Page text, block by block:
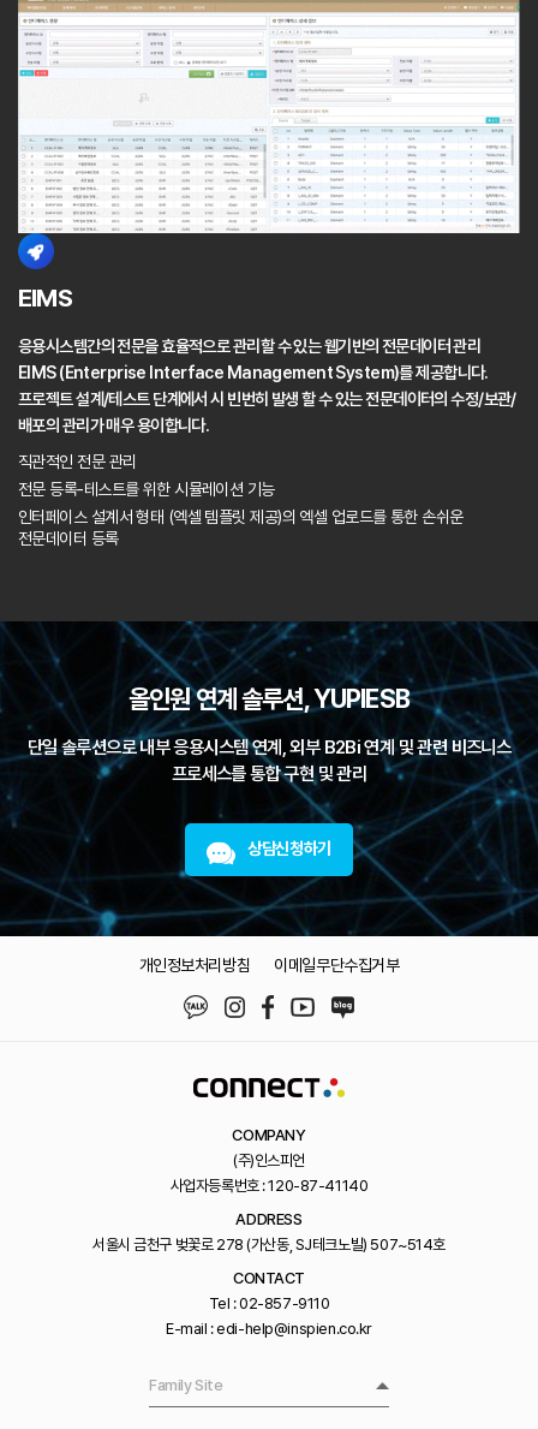
EIMS
응용시스템간의 전문을 효율적으로 관리할 수 있는 웹기반의 전문데이터 관리
EIMS (Enterprise Interface Management System)를 제공합니다.
프로젝트 설계/테스트 단계에서 시 빈번히 발생 할 수 있는 전문데이터의수정/보관/
배포의 관리가 매우 용이합니다.
직관적인 전문 관리
전문 등록-테스트를 위한 시뮬레이션 기능
인터페이스 설계서 형태 (엑셀 템플릿 제공)의 엑셀 업로드를 통한 손쉬운
전문데이터 등록
올인원 연계 솔루션, YUPIESB
단일 솔루션으로 내부 응용시스템 연계, 외부 B2Bi 연계 및관련 비즈니스
프로세스를 통합 구현 및 관리
상담신청하기
개인정보처리방침 이메일무단수집거부
COMPANY
(주)인스피언
사업자등록번호 : 120-87-41140
ADDRESS
서울시 금천구 벚꽃로 278 (가산동, SJ테크노빌) 507~514호
CONTACT
Tel : 02-857-9110
E-mail : edi-help@inspien.co.kr
Family Site